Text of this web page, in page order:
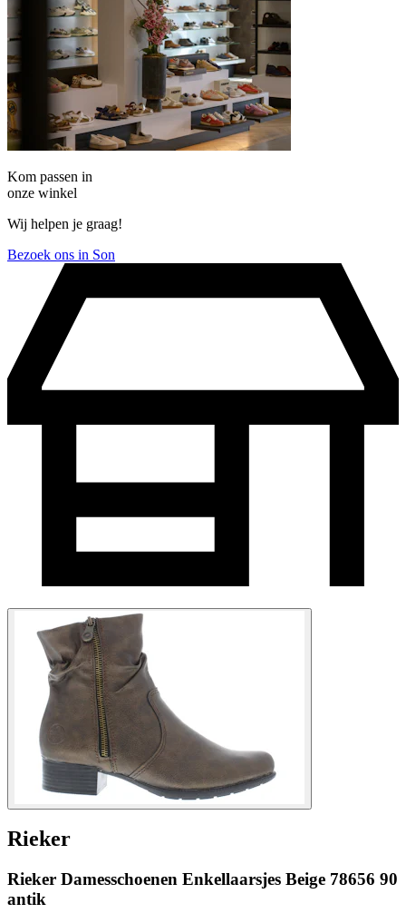
Kom passen in
onze winkel
Wij helpen je graag!
Bezoek ons in Son
Rieker
Rieker Damesschoenen Enkellaarsjes Beige 78656 90
antik